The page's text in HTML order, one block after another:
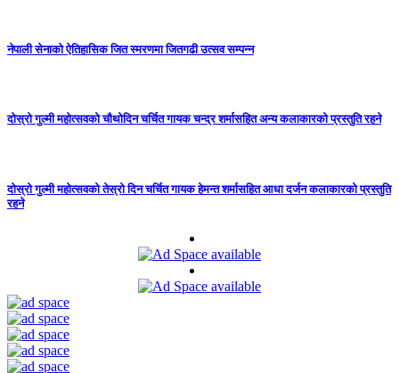
नेपाली सेनाको ऐतिहासिक जित स्मरणमा जितगढी उत्सव सम्पन्न
दोस्रो गुल्मी महोत्सवको चौथोदिन चर्चित गायक चन्द्र शर्मासहित अन्य कलाकारको प्रस्तुति रहने
दोस्रो गुल्मी महोत्सवको तेस्रो दिन चर्चित गायक हेमन्त शर्मासहित आधा दर्जन कलाकारको प्रस्तुति
रहने